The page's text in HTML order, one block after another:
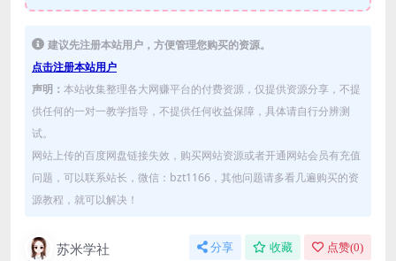
建议先注册本站用户，方便管理您购买的资源。
点击注册本站用户
声明： 本站收集整理各大网赚平台的付费资源，仅提供资源分享，不提
供任何的一对一教学指导，不提供任何收益保障，具体请自行分辨测
试。
网站上传的百度网盘链接失效，购买网站资源或者开通网站会员有充值
问题，可以联系站长，微信：bzt1166，其他问题请多看几遍购买的资
源教程，就可以解决！
苏米学社 分享 收藏 点赞(0)